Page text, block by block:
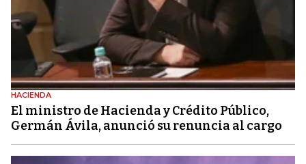
HACIENDA
El ministro de Hacienda y Crédito Público,
Germán Ávila, anunció su renuncia al cargo